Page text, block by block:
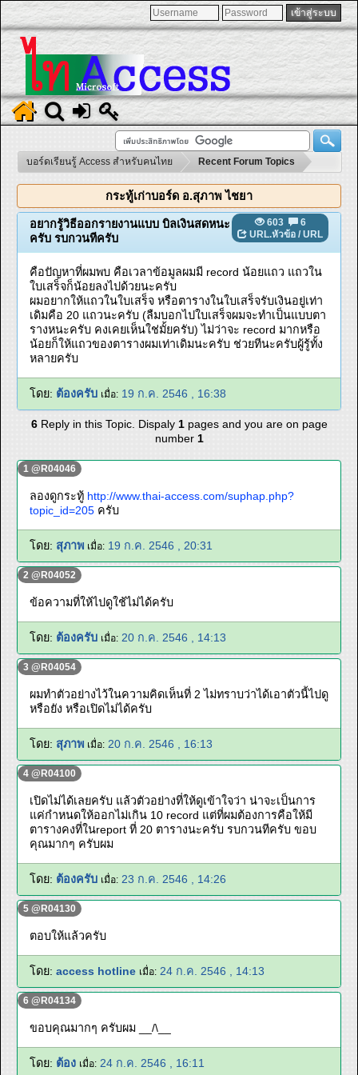
บอร์ดเรียนรู้ Access สำหรับคนไทย Recent Forum Topics
กระทู้เก่าบอร์ด อ.สุภาพ ไชยา
603
6
URL.หัวข้อ / URL
อยากรู้วิธีออกรายงานแบบ บิลเงินสดหนะ
ครับ รบกวนทีครับ
คือปัญหาที่ผมพบ คือเวลาข้อมูลผมมี record น้อยแถว แถวใน
ใบเสร็จก็น้อยลงไปด้วยนะครับ
ผมอยากให้แถวในใบเสร็จ หรือตารางในใบเสร็จรับเงินอยู่เท่า
เดิมคือ 20 แถวนะครับ (ลืมบอกไปใบเสร็จผมจะทำเป็นแบบตา
รางหนะครับ คงเคยเห็นใช่มั้ยครับ) ไม่ว่าจะ record มากหรือ
น้อยก็ให้แถวของตารางผมเท่าเดิมนะครับ ช่วยทีนะครับผู้รู้ทั้ง
หลายครับ
โดย: ต้องครับ เมื่อ: 19 ก.ค. 2546 , 16:38
6Reply in this Topic. Dispaly 1 pages and you are on page
number 1
1 @R04046
ลองดูกระทู้ http://www.thai-access.com/suphap.php?
topic_id=205 ครับ
โดย: สุภาพ เมื่อ: 19 ก.ค. 2546 , 20:31
2 @R04052
ข้อความที่ให้ไปดูใช้ไม่ได้ครับ
โดย: ต้องครับ เมื่อ: 20 ก.ค. 2546 , 14:13
3 @R04054
ผมทำตัวอย่างไว้ในความคิดเห็นที่ 2 ไม่ทราบว่าได้เอาตัวนี้ไปดู
หรือยัง หรือเปิดไม่ได้ครับ
โดย: สุภาพ เมื่อ: 20 ก.ค. 2546 , 16:13
4 @R04100
เปิดไม่ได้เลยครับ แล้วตัวอย่างที่ให้ดูเข้าใจว่า น่าจะเป็นการ
แค่กำหนดให้ออกไม่เกิน 10 record แต่ที่ผมต้องการคือให้มี
ตารางคงที่ในreport ที่ 20 ตารางนะครับ รบกวนทีครับ ขอบ
คุณมากๆ ครับผม
โดย: ต้องครับ เมื่อ: 23 ก.ค. 2546 , 14:26
5 @R04130
ตอบให้แล้วครับ
โดย: access hotline เมื่อ: 24 ก.ค. 2546 , 14:13
6 @R04134
ขอบคุณมากๆ ครับผม __/\__
โดย: ต้อง เมื่อ: 24 ก.ค. 2546 , 16:11